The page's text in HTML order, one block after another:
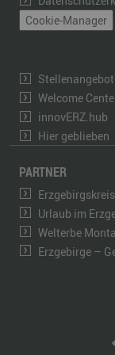
Cookie-Manager
Welcome
innovERZ.hub
Hier geblieben
PARTNER
Erzgebirgskreis
Urlaub im
Welterbe
Erzgebirge –